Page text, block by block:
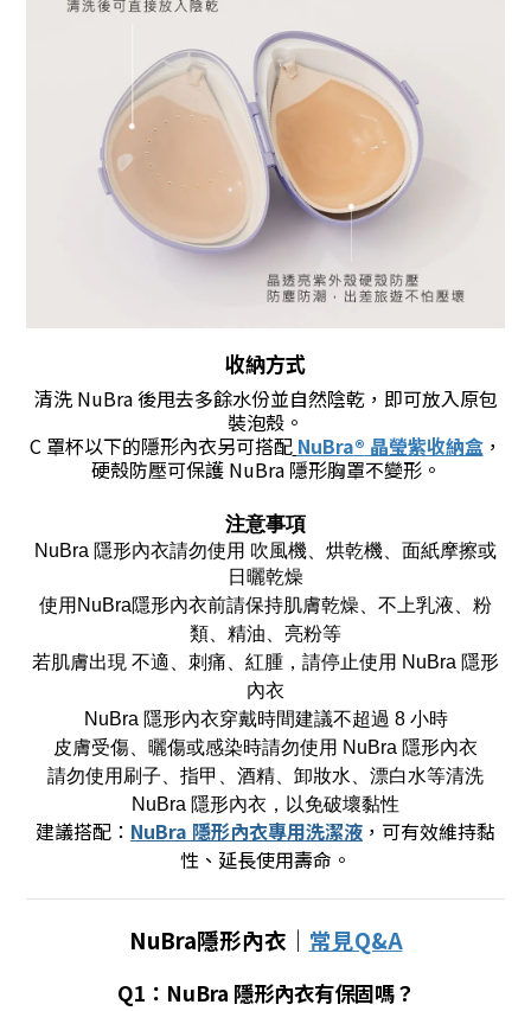
收納方式
清洗 NuBra 後甩去多餘水份並自然陰乾，即可放入原包
裝泡殼 。
C 罩杯以下的隱形內衣另可搭配 NuBra® 晶瑩紫收納盒，
硬殼防壓可保護 NuBra 隱形胸罩不變形。
注意事項
NuBra 隱形內衣請勿使用 吹風機、烘乾機、面紙摩擦或
日曬乾燥
使用NuBra隱形內衣前請保持肌膚乾燥、不上乳液、粉
類、精油、亮粉等
若肌膚出現 不適、刺痛、紅腫，請停止使用 NuBra 隱形
內衣
NuBra 隱形內衣穿戴時間建議不超過 8 小時
皮膚受傷、曬傷或感染時請勿使用 NuBra 隱形內衣
請勿使用刷子、指甲、酒精、卸妝水、漂白水等清洗
NuBra 隱形內衣，以免破壞黏性
建議搭配： NuBra 隱形內衣專用洗潔液 ，可有效維持黏
性、延長使用壽命。
NuBra隱形內衣｜ 常見Q&A
Q1：NuBra 隱形內衣有保固嗎？